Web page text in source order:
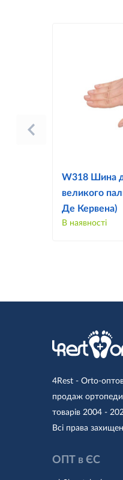
W318 Шина
великого
Де Кервена)
В наявності
4Rest - Orto-
продаж
товарів 2004 -
Всі права
ОПТ в ЄС